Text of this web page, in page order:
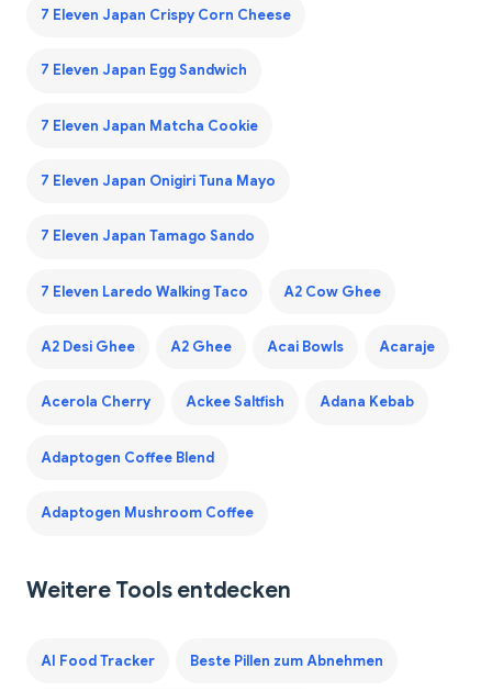
7 Eleven Japan Crispy Corn Cheese
7 Eleven Japan Egg Sandwich
7 Eleven Japan Matcha Cookie
7 Eleven Japan Onigiri Tuna Mayo
7 Eleven Japan Tamago Sando
7 Eleven Laredo Walking Taco A2 Cow Ghee
A2 Desi Ghee A2 Ghee Acai Bowls Acaraje
Acerola Cherry Ackee Saltfish Adana Kebab
Adaptogen Coffee Blend
Adaptogen Mushroom Coffee
Weitere Tools entdecken
AI Food Tracker Beste Pillen zum Abnehmen